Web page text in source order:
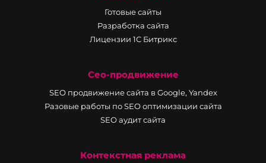
Готовые сайты
Разработка сайта
Лицензии 1С Битрикс
Сео-продвижение
SEO продвижение сайта в Google, Yandex
Разовые работы по SEO оптимизации сайта
SEO аудит сайта
Контекстная реклама